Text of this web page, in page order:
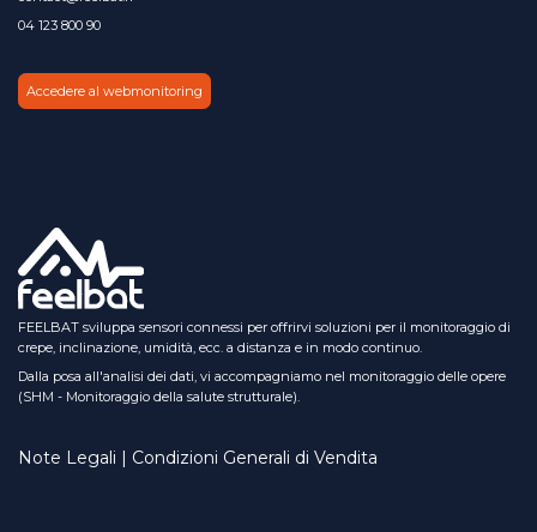
04 123 800 90
Accedere al webmonitoring
FEELBAT sviluppa sensori connessi per offrirvi soluzioni per il monitoraggio di
crepe, inclinazione, umidità, ecc. a distanza e in modo continuo.
Dalla posa all'analisi dei dati, vi accompagniamo nel monitoraggio delle opere
(SHM - Monitoraggio della salute strutturale).
Note Legali | Condizioni Generali di Vendita